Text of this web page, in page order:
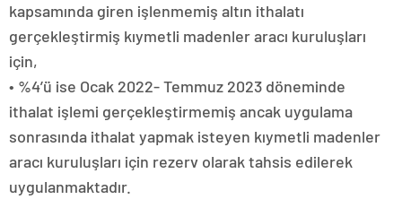
kapsamında giren işlenmemiş altın ithalatı
gerçekleştirmiş kıymetli madenler aracı kuruluşları
için,
• %4’ü ise Ocak 2022- Temmuz 2023 döneminde
ithalat işlemi gerçekleştirmemiş ancak uygulama
sonrasında ithalat yapmak isteyen kıymetli madenler
aracı kuruluşları için rezerv olarak tahsis edilerek
uygulanmaktadır.